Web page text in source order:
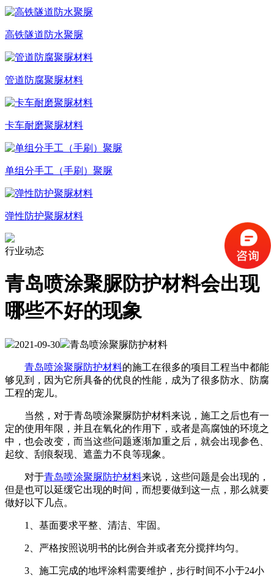
高铁隧道防水聚脲
管道防腐聚脲材料
卡车耐磨聚脲材料
单组分手工（手刷）聚脲
弹性防护聚脲材料
行业动态
青岛喷涂聚脲防护材料会出现
哪些不好的现象
2021-09-30 青岛喷涂聚脲防护材料
青岛喷涂聚脲防护材料的施工在很多的项目工程当中都能
够见到，因为它所具备的优良的性能，成为了很多防水、防腐
工程的宠儿。
当然，对于青岛喷涂聚脲防护材料来说，施工之后也有一
定的使用年限，并且在氧化的作用下，或者是高腐蚀的环境之
中，也会改变，而当这些问题逐渐加重之后，就会出现参色、
起纹、刮痕裂现、遮盖力不良等现象。
对于青岛喷涂聚脲防护材料来说，这些问题是会出现的，
但是也可以延缓它出现的时间，而想要做到这一点，那么就要
做好以下几点。
1、基面要求平整、清洁、牢固。
2、严格按照说明书的比例合并或者充分搅拌均匀。
3、施工完成的地坪涂料需要维护，步行时间不小于24小